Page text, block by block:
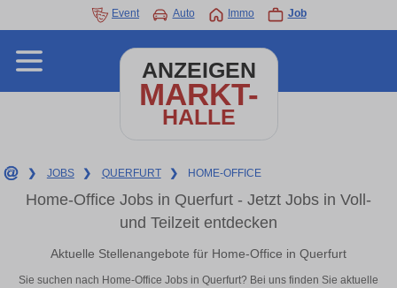
Event Auto Immo Job
ANZEIGEN
MARKT-
HALLE
❯ JOBS ❯ QUERFURT ❯ HOME-OFFICE
Home-Office Jobs in Querfurt - Jetzt Jobs in Voll-
und Teilzeit entdecken
Aktuelle Stellenangebote für Home-Office in Querfurt
Sie suchen nach Home-Office Jobs in Querfurt? Bei uns finden Sie aktuelle